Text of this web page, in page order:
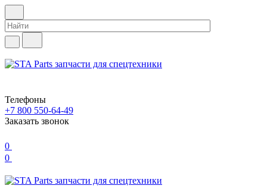
Телефоны
+7 800 550-64-49
Заказать звонок
0
0